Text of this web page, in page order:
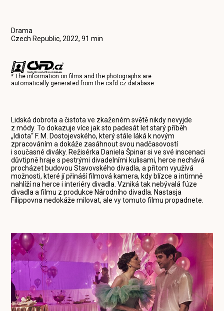
Drama
Czech Republic, 2022, 91 min
* The information on films and the photographs are
automatically generated from thecsfd.cz database.
Lidská dobrota a čistota ve zkaženém světě nikdy nevyjde
z módy. To dokazuje více jak sto padesát let starý příběh
„Idiota“ F. M. Dostojevského, který stále láká k novým
zpracováním a dokáže zasáhnout svou nadčasovostí
i současné diváky. Režisérka Daniela Špinar si ve své inscenaci
důvtipně hraje s pestrými divadelními kulisami, herce nechává
procházet budovou Stavovského divadla, a přitom využívá
možnosti, které jí přináší filmová kamera, kdy blízce a intimně
nahlíží na herce i interiéry divadla. Vzniká tak nebývalá fúze
divadla a filmu z produkce Národního divadla. Nastasja
Filippovna nedokáže milovat, ale vy tomuto filmu propadnete.